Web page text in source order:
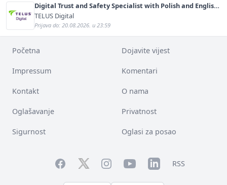
Digital Trust and Safety Specialist with Polish and English
(m/f)
TELUS Digital
Prijava do: 20.08.2026. u 23:59
Početna Dojavite vijest
Impressum Komentari
Kontakt O nama
Oglašavanje Privatnost
Sigurnost Oglasi za posao
FacebookTwitterInstagramYouTubeLinkedInRSS